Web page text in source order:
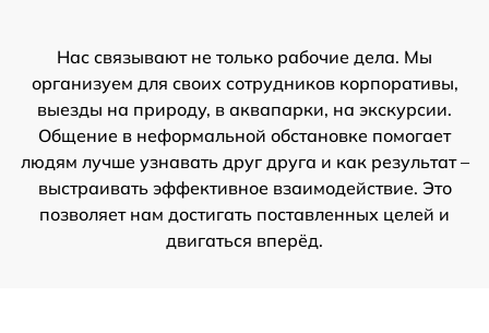
Нас связывают не только рабочие дела. Мы
организуем для своих сотрудников корпоративы,
выезды на природу, в аквапарки, на экскурсии.
Общение в неформальной обстановке помогает
людям лучше узнавать друг друга и как результат –
выстраивать эффективное взаимодействие. Это
позволяет нам достигать поставленных целей и
двигаться вперёд.